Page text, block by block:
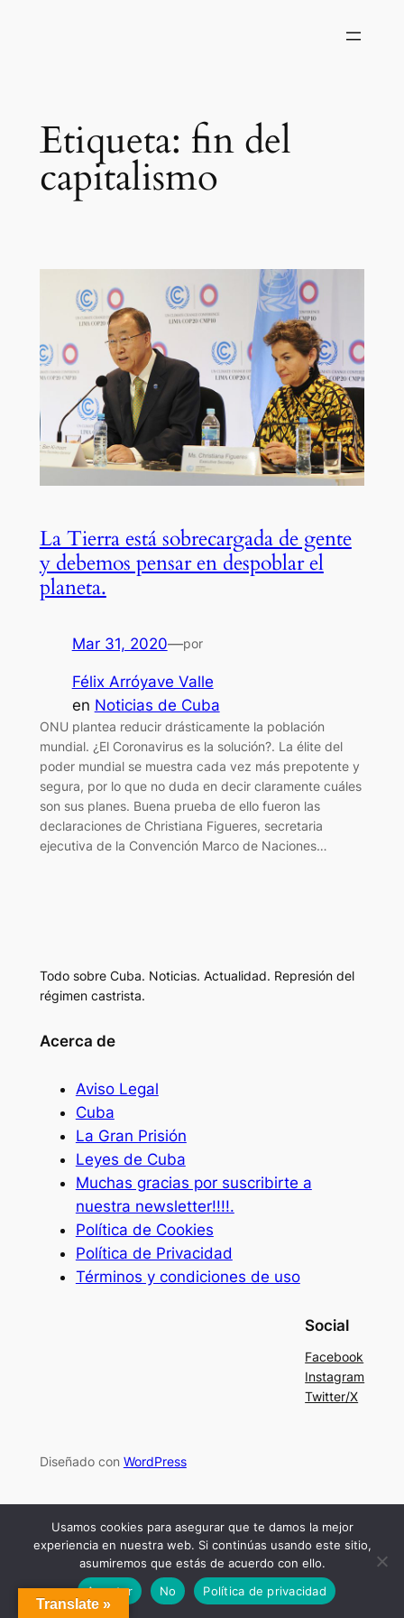
Etiqueta: fin del
capitalismo
La Tierra está sobrecargada de gente
y debemos pensar en despoblar el
planeta.
Mar 31, 2020—por
Félix Arróyave Valle
en Noticias de Cuba
ONU plantea reducir drásticamente la población
mundial. ¿El Coronavirus es la solución?. La élite del
poder mundial se muestra cada vez más prepotente y
segura, por lo que no duda en decir claramente cuáles
son sus planes. Buena prueba de ello fueron las
declaraciones de Christiana Figueres, secretaria
ejecutiva de la Convención Marco de Naciones…
Todo sobre Cuba. Noticias. Actualidad. Represión del
régimen castrista.
Acerca de
Aviso Legal
Cuba
La Gran Prisión
Leyes de Cuba
Muchas gracias por suscribirte a
nuestra newsletter!!!!.
Política de Cookies
Política de Privacidad
Términos y condiciones de uso
Social
Facebook
Instagram
Twitter/X
Diseñado con WordPress
Translate »
Usamos cookies para asegurar que te damos la mejor
experiencia en nuestra web. Si continúas usando este sitio,
asumiremos que estás de acuerdo con ello.
Aceptar
No Política de privacidad